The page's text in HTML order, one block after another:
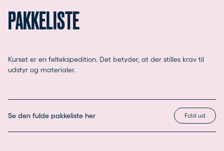
PAKKELISTE
Kurset er en feltekspedition. Det betyder, at der stilles krav til
udstyr og materialer.
Se den fulde pakkeliste her